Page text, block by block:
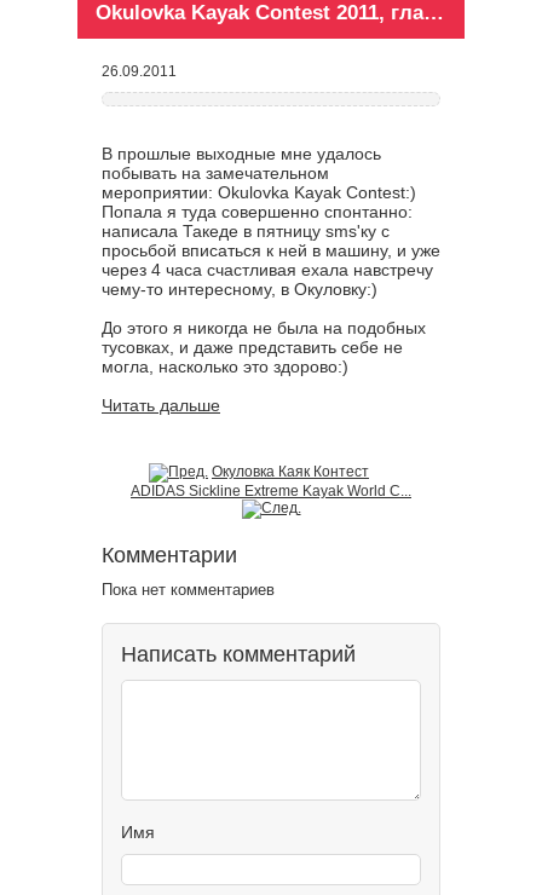
Okulovka Kayak Contest 2011, глазами зрителя:)
26.09.2011
В прошлые выходные мне удалось
побывать на замечательном
мероприятии: Okulovka Kayak Contest:)
Попала я туда совершенно спонтанно:
написала Такеде в пятницу sms'ку с
просьбой вписаться к ней в машину, и уже
через 4 часа счастливая ехала навстречу
чему-то интересному, в Окуловку:)
До этого я никогда не была на подобных
тусовках, и даже представить себе не
могла, насколько это здорово:)
Читать дальше
Окуловка Каяк Контест
ADIDAS Sickline Extreme Kayak World C...
Комментарии
Пока нет комментариев
Написать комментарий
Имя